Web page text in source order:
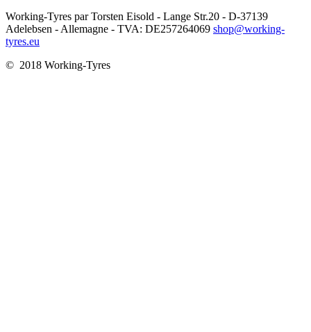
Working-Tyres par Torsten Eisold - Lange Str.20 - D-37139
Adelebsen - Allemagne - TVA: DE257264069 shop@working-
tyres.eu
© 2018 Working-Tyres